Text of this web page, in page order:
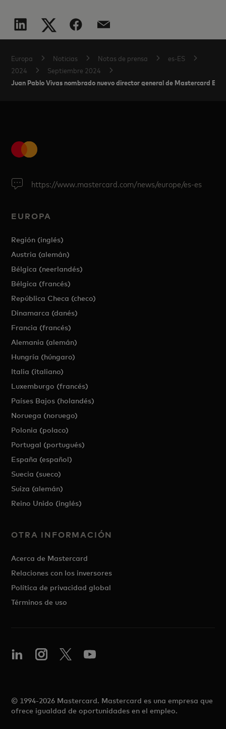
Europa Noticias Notas de prensa
es-ES
2024
Septiembre 2024
Juan Pablo Vivas nombrado nuevo director general de Mastercard
https://www.mastercard.com/news/europe/es-es
EUROPA
Región (inglés)
Austria (alemán)
Bélgica (neerlandés)
Bélgica (francés)
República Checa (checo)
Dinamarca (danés)
Francia (francés)
Alemania (alemán)
Hungría (húngaro)
Italia (italiano)
Luxemburgo (francés)
Países Bajos (holandés)
Noruega (noruego)
Polonia (polaco)
Portugal (portugués)
España (español)
Suecia (sueco)
Suiza (alemán)
Reino Unido (inglés)
OTRA INFORMACIÓN
Acerca de Mastercard
Relaciones con los inversores
Política de privacidad global
Términos de uso
© 1994-2026 Mastercard. Mastercard es una empresa que
ofrece igualdad de oportunidades en el empleo.